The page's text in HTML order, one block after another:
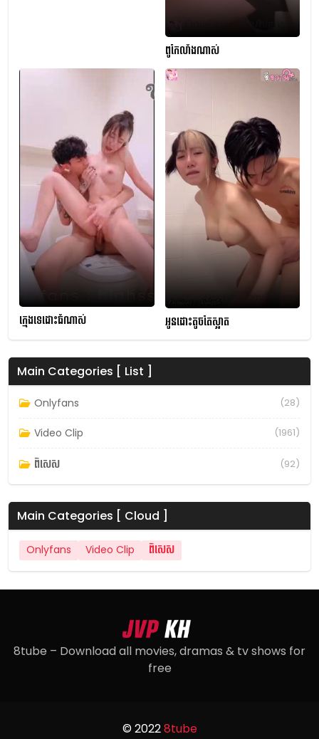
ពូកែលាំងណាស់
ក្មេងទេដោះធំណាស់ អូនដោះតូចតែស្អាត
Main Categories [ List ]
Onlyfans (28)
Video Clip (1961)
ពិសេស (92)
Main Categories [ Cloud ]
Onlyfans Video Clip ពិសេស
8tube – Download all movies, dramas & tv shows for
free
© 20228tube